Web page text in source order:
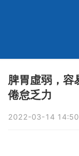
脾胃虛弱，容
倦怠乏力
2022-03-14